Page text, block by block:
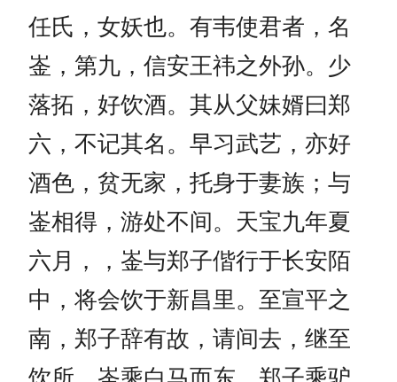
任氏，女妖也。有韦使君者，名
崟，第九，信安王祎之外孙。少
落拓，好饮酒。其从父妹婿曰郑
六，不记其名。早习武艺，亦好
酒色，贫无家，托身于妻族；与
崟相得，游处不间。天宝九年夏
六月，，崟与郑子偕行于长安陌
中，将会饮于新昌里。至宣平之
南，郑子辞有故，请间去，继至